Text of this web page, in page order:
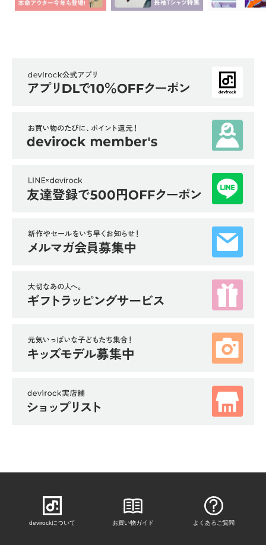
devirockについて お買い物ガイド よくあるご質問